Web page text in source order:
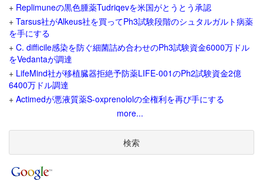
+ Replimuneの黒色腫薬Tudriqevを米国がとうとう承認
+ Tarsus社がAlkeus社を買ってPh3試験段階のシュタルガルト病薬
を手にする
+ C. difficile感染を防ぐ細菌詰め合わせのPh3試験資金6000万ドル
をVedantaが調達
+ LifeMind社が移植臓器拒絶予防薬LIFE-001のPh2試験資金2億
6400万ドル調達
+ Actimedが悪液質薬S-oxprenololの全権利を再び手にする
more...
検索